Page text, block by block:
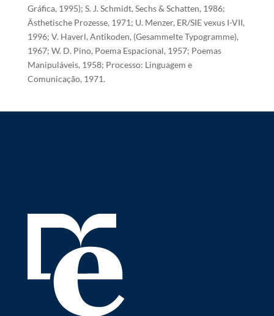
Gráfica, 1995); S. J. Schmidt, Sechs & Schatten, 1986;
Ästhetische Prozesse, 1971; U. Menzer, ER/SIE vexus I-VII,
1996; V. Haverl, Antikoden, (Gesammelte Typogramme),
1967; W. D. Pino, Poema Espacional, 1957; Poemas
Manipuláveis, 1958; Processo: Linguagem e
Comunicação, 1971.